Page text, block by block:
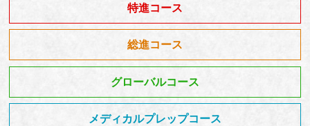
特進コース
総進コース
グローバルコース
メディカルプレップコース